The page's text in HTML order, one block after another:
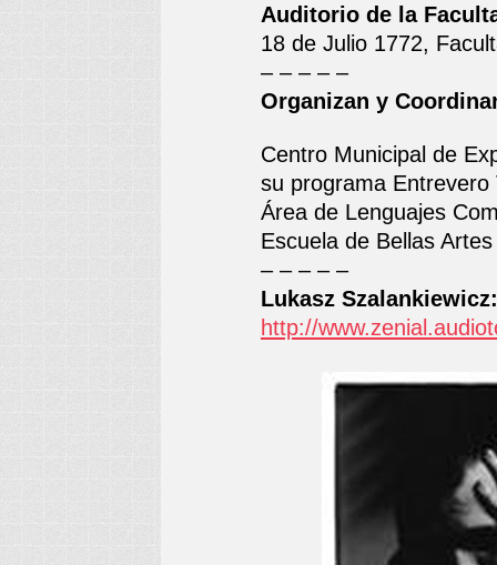
Auditorio de la
18 de Julio 1772,
– – – – –
Organizan y
Centro Municipal de
su programa Entrevero
Área de Lenguajes
Escuela de Bellas
– – – – –
Lukasz Szalankiewicz:
http://